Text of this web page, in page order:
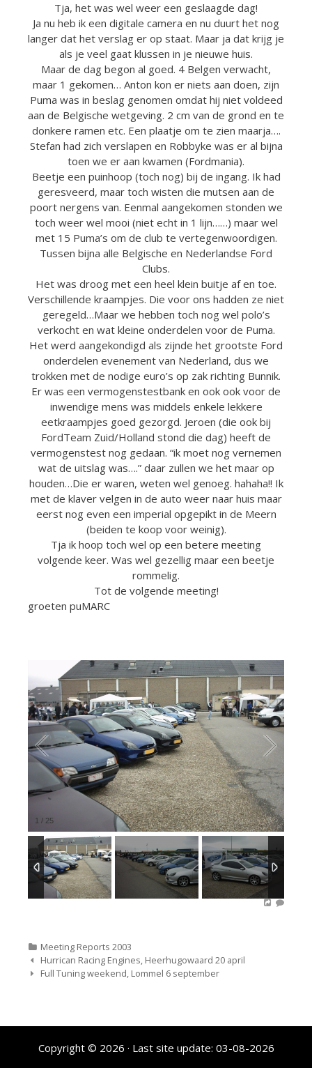
Tja, het was wel weer een geslaagde dag!
Ja nu heb ik een digitale camera en nu duurt het nog
langer dat het verslag er op staat. Maar ja dat krijg je
als je veel gaat klussen in je nieuwe huis.
Maar de dag begon al goed. 4 Belgen verwacht,
maar 1 gekomen… Anton kon er niets aan doen, zijn
Puma was in beslag genomen omdat hij niet voldeed
aan de Belgische wetgeving. 2 cm van de grond en te
donkere ramen etc. Een plaatje om te zien maarja….
Stefan had zich verslapen en Robbyke was er al bijna
toen we er aan kwamen (Fordmania).
Beetje een puinhoop (toch nog) bij de ingang. Ik had
geresveerd, maar toch wisten die mutsen aan de
poort nergens van. Eenmal aangekomen stonden we
toch weer wel mooi (niet echt in 1 lijn……) maar wel
met 15 Puma’s om de club te vertegenwoordigen.
Tussen bijna alle Belgische en Nederlandse Ford
Clubs.
Het was droog met een heel klein buitje af en toe.
Verschillende kraampjes. Die voor ons hadden ze niet
geregeld…Maar we hebben toch nog wel polo’s
verkocht en wat kleine onderdelen voor de Puma.
Het werd aangekondigd als zijnde het grootste Ford
onderdelen evenement van Nederland, dus we
trokken met de nodige euro’s op zak richting Bunnik.
Er was een vermogenstestbank en ook ook voor de
inwendige mens was middels enkele lekkere
eetkraampjes goed gezorgd. Jeroen (die ook bij
FordTeam Zuid/Holland stond die dag) heeft de
vermogenstest nog gedaan. “ik moet nog vernemen
wat de uitslag was….” daar zullen we het maar op
houden…Die er waren, weten wel genoeg. hahaha!! Ik
met de klaver velgen in de auto weer naar huis maar
eerst nog even een imperial opgepikt in de Meern
(beiden te koop voor weinig).
Tja ik hoop toch wel op een betere meeting
volgende keer. Was wel gezellig maar een beetje
rommelig.
Tot de volgende meeting!
groeten puMARC
1 / 25
Categorieën
Meeting Reports 2003
Bericht
navigatie
Hurrican Racing Engines, Heerhugowaard 20 april
Full Tuning weekend, Lommel 6 september
Copyright © 2026 · Last site update: 03-08-2026